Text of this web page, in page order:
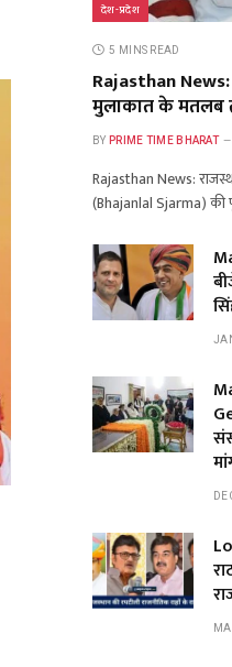
देश-प्रदेश
5 MINS READ
Rajasthan
मुलाकात के मतलब
BY PRIME TIME BHARAT
Rajasthan News:
(Bhajanlal Sjarma) की